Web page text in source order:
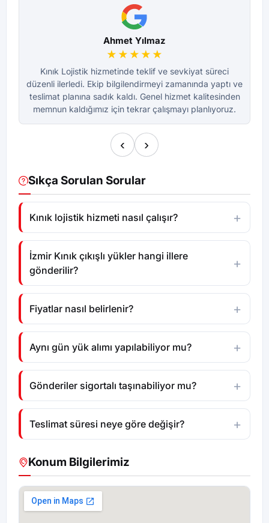
Ahmet Yılmaz
★★★★★
Kınık Lojistik hizmetinde teklif ve sevkiyat süreci
düzenli ilerledi. Ekip bilgilendirmeyi zamanında yaptı ve
teslimat planına sadık kaldı. Genel hizmet kalitesinden
memnun kaldığımız için tekrar çalışmayı planlıyoruz.
‹ ›
Sıkça Sorulan Sorular
Kınık lojistik hizmeti nasıl çalışır?
İzmir Kınık çıkışlı yükler hangi illere
gönderilir?
Fiyatlar nasıl belirlenir?
Aynı gün yük alımı yapılabiliyor mu?
Gönderiler sigortalı taşınabiliyor mu?
Teslimat süresi neye göre değişir?
Konum Bilgilerimiz